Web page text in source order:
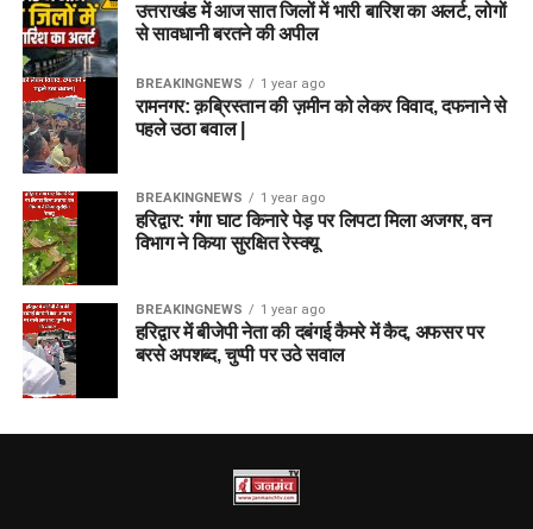
उत्तराखंड में आज सात जिलों में भारी बारिश का अलर्ट, लोगों
से सावधानी बरतने की अपील
BREAKINGNEWS 1 year ago
रामनगर: क़ब्रिस्तान की ज़मीन को लेकर विवाद, दफनाने से
पहले उठा बवाल |
BREAKINGNEWS 1 year ago
हरिद्वार: गंगा घाट किनारे पेड़ पर लिपटा मिला अजगर, वन
विभाग ने किया सुरक्षित रेस्क्यू
BREAKINGNEWS 1 year ago
हरिद्वार में बीजेपी नेता की दबंगई कैमरे में कैद, अफसर पर
बरसे अपशब्द, चुप्पी पर उठे सवाल